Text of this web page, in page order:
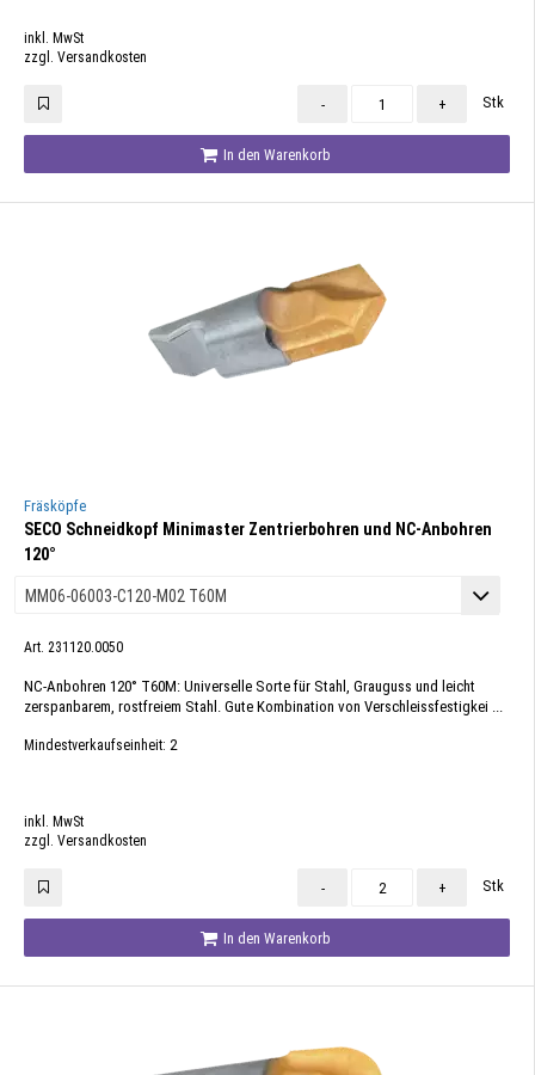
inkl. MwSt
zzgl. Versandkosten
- + Stk
In den Warenkorb
Fräsköpfe
SECO Schneidkopf Minimaster Zentrierbohren und NC-Anbohren
120°
Art. 231120.0050
NC-Anbohren 120° T60M: Universelle Sorte für Stahl, Grauguss und leicht
zerspanbarem, rostfreiem Stahl. Gute Kombination von Verschleissfestigkei ...
Mindestverkaufseinheit: 2
inkl. MwSt
zzgl. Versandkosten
- + Stk
In den Warenkorb